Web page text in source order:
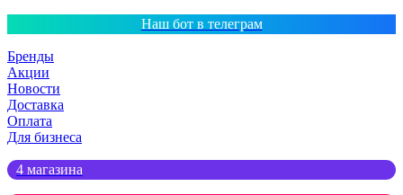
Наш бот в телеграм
Бренды
Акции
Новости
Доставка
Оплата
Для бизнеса
4 магазина